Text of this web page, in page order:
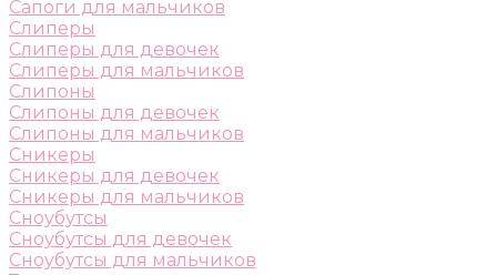
Сапоги для мальчиков
Слиперы
Слиперы для девочек
Слиперы для мальчиков
Слипоны
Слипоны для девочек
Слипоны для мальчиков
Сникеры
Сникеры для девочек
Сникеры для мальчиков
Сноубутсы
Сноубутсы для девочек
Сноубутсы для мальчиков